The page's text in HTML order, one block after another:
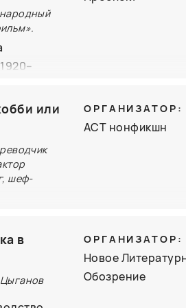
года.
этого
или
шеф-
как
что
ОРГАНИЗАТОР:
АСТ нонфикшн
в
ОРГАНИЗАТОР:
Новое
Обозрение